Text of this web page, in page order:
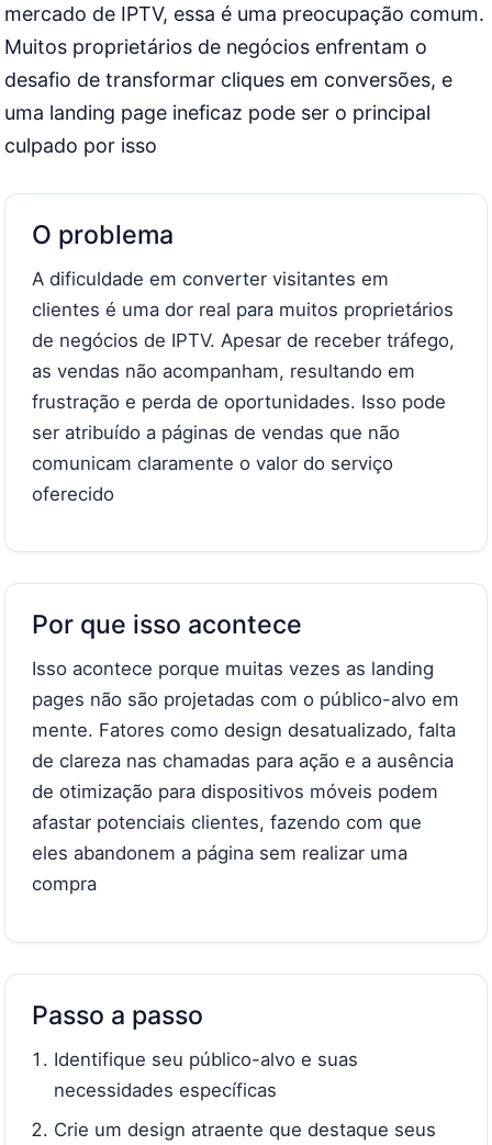
mercado de IPTV, essa é uma preocupação comum.
Muitos proprietários de negócios enfrentam o
desafio de transformar cliques em conversões, e
uma landing page ineficaz pode ser o principal
culpado por isso
O problema
A dificuldade em converter visitantes em
clientes é uma dor real para muitos proprietários
de negócios de IPTV. Apesar de receber tráfego,
as vendas não acompanham, resultando em
frustração e perda de oportunidades. Isso pode
ser atribuído a páginas de vendas que não
comunicam claramente o valor do serviço
oferecido
Por que isso acontece
Isso acontece porque muitas vezes as landing
pages não são projetadas com o público-alvo em
mente. Fatores como design desatualizado, falta
de clareza nas chamadas para ação e a ausência
de otimização para dispositivos móveis podem
afastar potenciais clientes, fazendo com que
eles abandonem a página sem realizar uma
compra
Passo a passo
Identifique seu público-alvo e suas
necessidades específicas
Crie um design atraente que destaque seus